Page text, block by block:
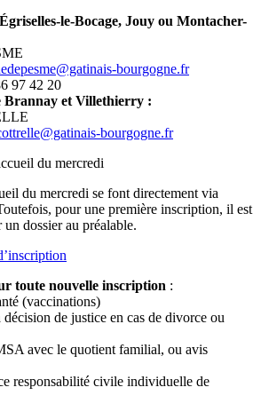
le-Bocage, Jouy ou Montacher-
bourgogne.fr
97 42 20
Brannay et Villethierry :
bourgogne.fr
du mercredi
du mercredi se font directement via
pour une première inscription, il est
un dossier au préalable.
toute nouvelle inscription :
(vaccinations)
de justice en cas de divorce ou
avec le quotient familial, ou avis
responsabilité civile individuelle de